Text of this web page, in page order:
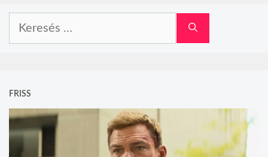
FRISS